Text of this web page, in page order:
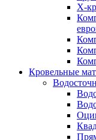
Х-
Кровельные